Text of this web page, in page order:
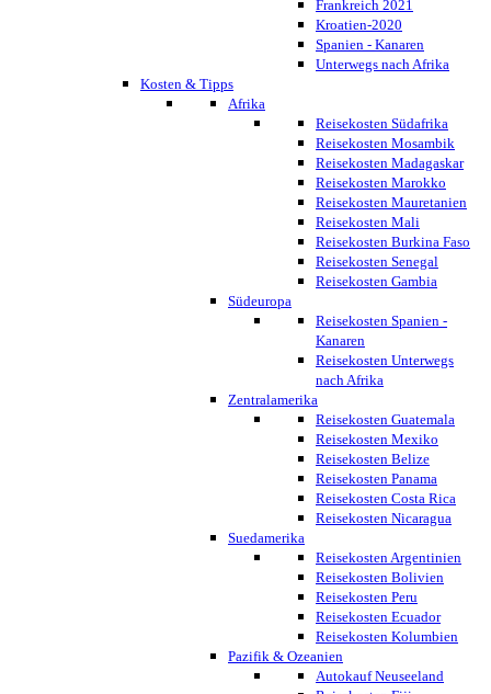
Frankreich 2021
Kroatien-2020
Spanien - Kanaren
Unterwegs nach Afrika
Kosten & Tipps
Afrika
Reisekosten Südafrika
Reisekosten Mosambik
Reisekosten Madagaskar
Reisekosten Marokko
Reisekosten Mauretanien
Reisekosten Mali
Reisekosten Burkina Faso
Reisekosten Senegal
Reisekosten Gambia
Südeuropa
Reisekosten Spanien -
Kanaren
Reisekosten Unterwegs
nach Afrika
Zentralamerika
Reisekosten Guatemala
Reisekosten Mexiko
Reisekosten Belize
Reisekosten Panama
Reisekosten Costa Rica
Reisekosten Nicaragua
Suedamerika
Reisekosten Argentinien
Reisekosten Bolivien
Reisekosten Peru
Reisekosten Ecuador
Reisekosten Kolumbien
Pazifik & Ozeanien
Autokauf Neuseeland